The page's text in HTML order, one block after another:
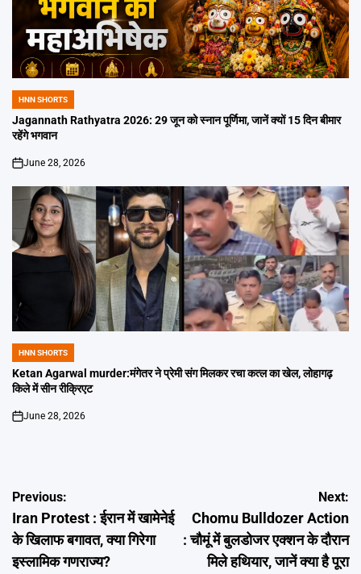
POSTED
IN
HNN SHORTS
Jagannath Rathyatra 2026: 29 जून को स्नान पूर्णिमा, जानें क्यों 15 दिन बीमार
रहेंगे भगवान
on
June 28, 2026
POSTED
IN
HNN SHORTS
Ketan Agarwal murder:मंगेतर ने प्रेमी संग मिलकर रचा कत्ल का खेल, लोहागढ़
किले में सीन रीक्रिएट
on
June 28, 2026
Post
navigation
Previous:
Iran Protest : ईरान में खामेनेई
के खिलाफ बगावत, क्या गिरेगा
इस्लामिक गणराज्य?
Next:
Chomu Bulldozer Action
: चौमूं में बुलडोजर एक्शन के दौरान
मिले हथियार, जानें क्या है पूरा